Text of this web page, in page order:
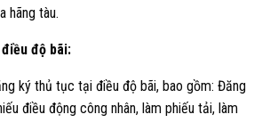
hãng tàu.
độ bãi:
ký thủ tục tại điều độ bãi, bao gồm: Đăng
điều động công nhân, làm phiếu tải, làm